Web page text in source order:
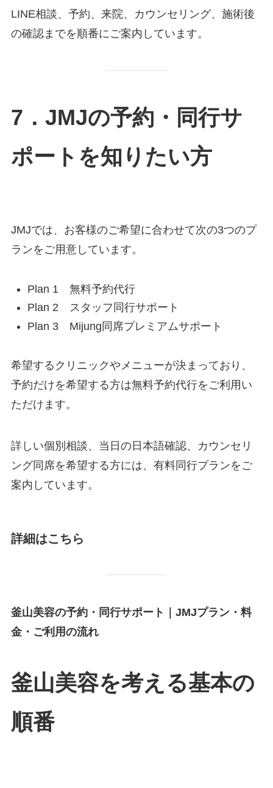
LINE相談、予約、来院、カウンセリング、施術後
の確認までを順番にご案内しています。
7．JMJの予約・同行サ
ポートを知りたい方
JMJでは、お客様のご希望に合わせて次の3つのプ
ランをご用意しています。
Plan 1 無料予約代行
Plan 2 スタッフ同行サポート
Plan 3 Mijung同席プレミアムサポート
希望するクリニックやメニューが決まっており、
予約だけを希望する方は無料予約代行をご利用い
ただけます。
詳しい個別相談、当日の日本語確認、カウンセリ
ング同席を希望する方には、有料同行プランをご
案内しています。
詳細はこちら
釜山美容の予約・同行サポート｜JMJプラン・料
金・ご利用の流れ
釜山美容を考える基本の
順番